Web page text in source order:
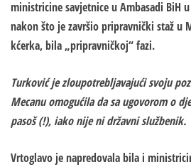
ministricine savjetnice u Ambasadi BiH
nakon što je završio pripravnički staž u
kćerka, bila „pripravničkoj“ fazi.
Turković je zloupotrebljavajući svoju
Mecanu omogućila da sa ugovorom o
pasoš (!), iako nije ni državni službenik.
Vrtoglavo je napredovala bila i